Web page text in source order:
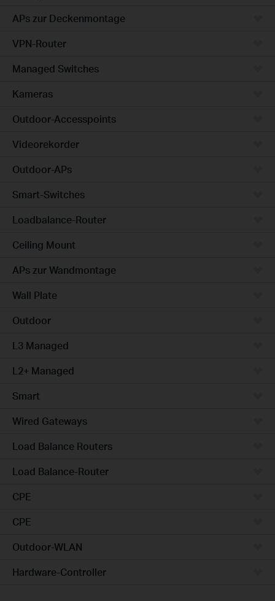
APs zur Deckenmontage
VPN-Router
Managed Switches
Kameras
Outdoor-Accesspoints
Videorekorder
Outdoor-APs
Smart-Switches
Loadbalance-Router
Ceiling Mount
APs zur Wandmontage
Wall Plate
Outdoor
L3 Managed
L2+ Managed
Smart
Wired Gateways
Load Balance Routers
Load Balance-Router
CPE
CPE
Outdoor-WLAN
Hardware-Controller